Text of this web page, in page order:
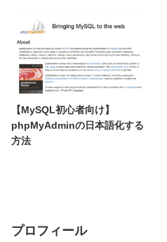
【MySQL初心者向け】
phpMyAdminの日本語化する
方法
プロフィール